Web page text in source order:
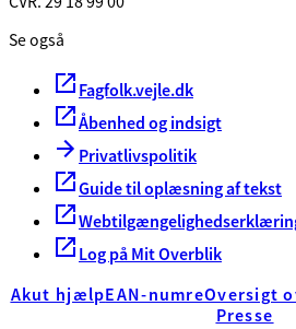
Se også
Fagfolk.vejle.dk
Åbenhed og indsigt
Privatlivspolitik
Guide til oplæsning af tekst
Log på Mit Overblik
Akut hjælpEAN-numreOversigt
Presse